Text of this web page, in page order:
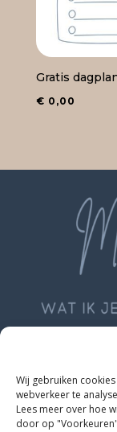
Wij gebruiken
webverkeer te
Lees meer over hoe
door op
Gratis
€ 0,00